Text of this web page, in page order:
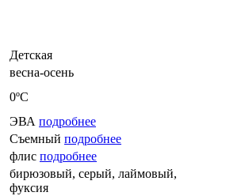
Детская
весна-осень
0ºС
ЭВА подробнее
Съемный подробнее
флис подробнее
бирюзовый, серый, лаймовый,
фуксия